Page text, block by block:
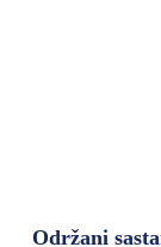
Održani